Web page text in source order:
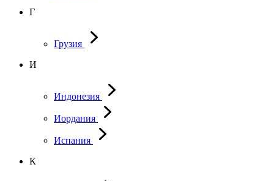
Г
Грузия
И
Индонезия
Иордания
Испания
К